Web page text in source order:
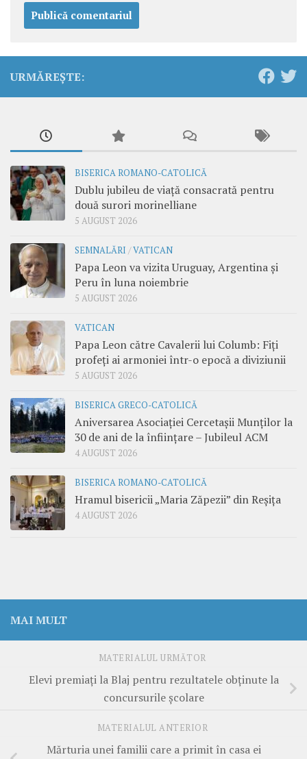
URMĂREȘTE:
BISERICA ROMANO-CATOLICĂ
Dublu jubileu de viață consacrată pentru
două surori morinelliane
5 AUGUST 2026
SEMNALĂRI /VATICAN
Papa Leon va vizita Uruguay, Argentina și
Peru în luna noiembrie
5 AUGUST 2026
VATICAN
Papa Leon către Cavalerii lui Columb: Fiți
profeți ai armoniei într-o epocă a diviziunii
5 AUGUST 2026
BISERICA GRECO-CATOLICĂ
Aniversarea Asociației Cercetașii Munților la
30 de ani de la înființare – Jubileul ACM
4 AUGUST 2026
BISERICA ROMANO-CATOLICĂ
Hramul bisericii „Maria Zăpezii” din Reșița
4 AUGUST 2026
MAI MULT
MATERIALUL URMĂTOR
Elevi premiați la Blaj pentru rezultatele obținute la
concursurile școlare
MATERIALUL ANTERIOR
Mărturia unei familii care a primit în casa ei